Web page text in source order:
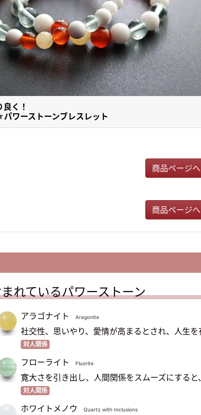
く！
ワーストーンブレスレット
商品ページへ
商品ページへ
れているパワーストーン
アラゴナイト Aragonite
社交性、思いやり、愛情が高まるとされ、人生を
対人関係
フローライト Fluorite
寛大さを引き出し、人間関係をスムーズにすると
対人関係
ホワイトメノウ Quartz with Inclusions